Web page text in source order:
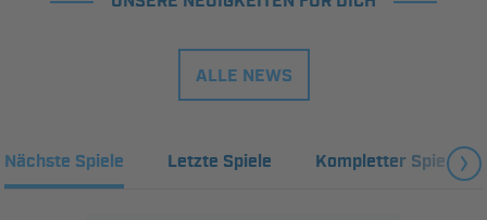
ALLE NEWS
Nächste Spiele Letzte Spiele Kompletter Spielplan